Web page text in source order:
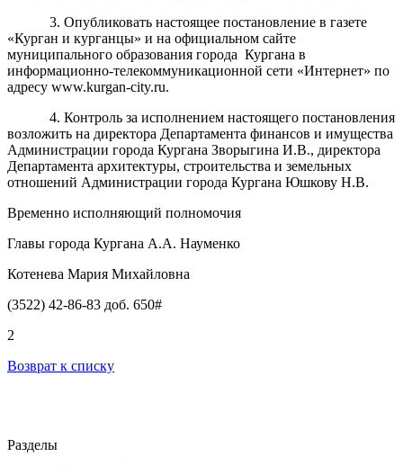
3. Опубликовать настоящее постановление в газете
«Курган и курганцы» и на официальном сайте
муниципального образования города Кургана в
информационно-телекоммуникационной сети «Интернет» по
адресу www.kurgan-city.ru.
4. Контроль за исполнением настоящего постановления
возложить на директора Департамента финансов и имущества
Администрации города Кургана Зворыгина И.В., директора
Департамента архитектуры, строительства и земельных
отношений Администрации города Кургана Юшкову Н.В.
Временно исполняющий полномочия
Главы города Кургана А.А. Науменко
Котенева Мария Михайловна
(3522) 42-86-83 доб. 650#
2
Возврат к списку
Разделы